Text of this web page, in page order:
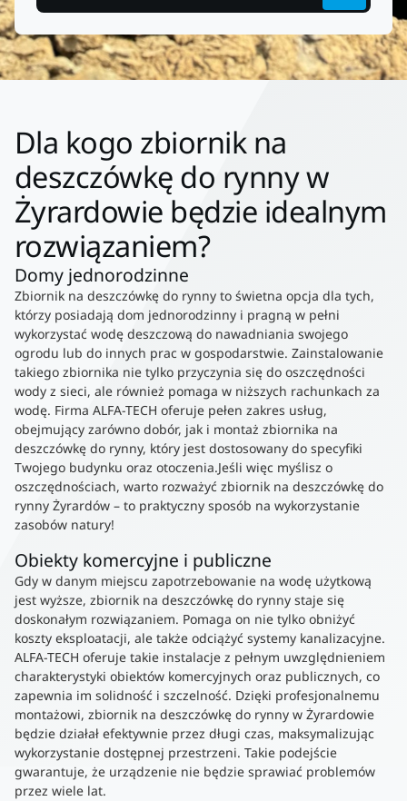
Dla kogo zbiornik na
deszczówkę do rynny w
Żyrardowie będzie idealnym
rozwiązaniem?
Domy jednorodzinne
Zbiornik na deszczówkę do rynny to świetna opcja dla tych,
którzy posiadają dom jednorodzinny i pragną w pełni
wykorzystać wodę deszczową do nawadniania swojego
ogrodu lub do innych prac w gospodarstwie. Zainstalowanie
takiego zbiornika nie tylko przyczynia się do oszczędności
wody z sieci, ale również pomaga w niższych rachunkach za
wodę. Firma ALFA-TECH oferuje pełen zakres usług,
obejmujący zarówno dobór, jak i montaż zbiornika na
deszczówkę do rynny, który jest dostosowany do specyfiki
Twojego budynku oraz otoczenia.Jeśli więc myślisz o
oszczędnościach, warto rozważyć zbiornik na deszczówkę do
rynny Żyrardów – to praktyczny sposób na wykorzystanie
zasobów natury!
Obiekty komercyjne i publiczne
Gdy w danym miejscu zapotrzebowanie na wodę użytkową
jest wyższe, zbiornik na deszczówkę do rynny staje się
doskonałym rozwiązaniem. Pomaga on nie tylko obniżyć
koszty eksploatacji, ale także odciążyć systemy kanalizacyjne.
ALFA-TECH oferuje takie instalacje z pełnym uwzględnieniem
charakterystyki obiektów komercyjnych oraz publicznych, co
zapewnia im solidność i szczelność. Dzięki profesjonalnemu
montażowi, zbiornik na deszczówkę do rynny w Żyrardowie
będzie działał efektywnie przez długi czas, maksymalizując
wykorzystanie dostępnej przestrzeni. Takie podejście
gwarantuje, że urządzenie nie będzie sprawiać problemów
przez wiele lat.